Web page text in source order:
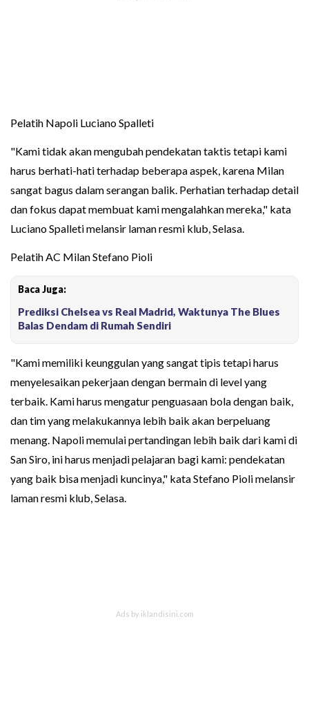
Pelatih Napoli Luciano Spalleti
"Kami tidak akan mengubah pendekatan taktis tetapi kami
harus berhati-hati terhadap beberapa aspek, karena Milan
sangat bagus dalam serangan balik. Perhatian terhadap detail
dan fokus dapat membuat kami mengalahkan mereka," kata
Luciano Spalleti melansir laman resmi klub, Selasa.
Pelatih AC Milan Stefano Pioli
Baca Juga:
Prediksi Chelsea vs Real Madrid, Waktunya The Blues
Balas Dendam di Rumah Sendiri
"Kami memiliki keunggulan yang sangat tipis tetapi harus
menyelesaikan pekerjaan dengan bermain di level yang
terbaik. Kami harus mengatur penguasaan bola dengan baik,
dan tim yang melakukannya lebih baik akan berpeluang
menang. Napoli memulai pertandingan lebih baik dari kami di
San Siro, ini harus menjadi pelajaran bagi kami: pendekatan
yang baik bisa menjadi kuncinya," kata Stefano Pioli melansir
laman resmi klub, Selasa.